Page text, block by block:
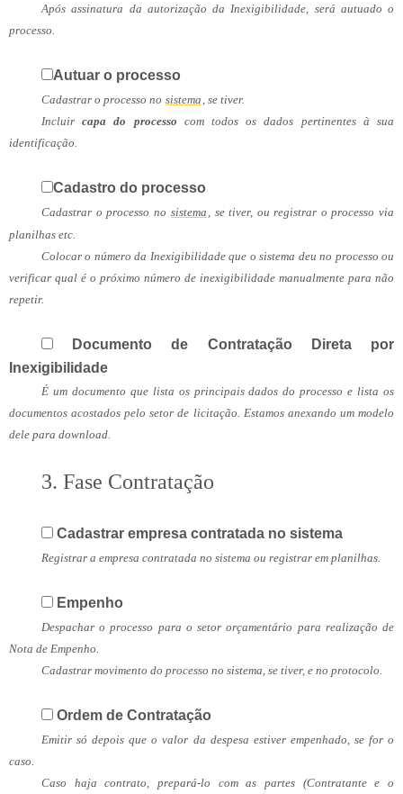
Após assinatura da autorização da Inexigibilidade, será autuado o
processo.
Autuar o processo
Cadastrar o processo no sistema , se tiver.
Incluircapa do processo com todos os dados pertinentes à sua
identificação.
Cadastro do processo
Cadastrar o processo no sistema
, se tiver, ou registrar o processo via
planilhas etc.
Colocar o número da Inexigibilidade que o sistema deu no processo ou
verificar qual é o próximo número de inexigibilidade manualmente para não
repetir.
Documento de Contratação Direta por
Inexigibilidade
É um documento que lista os principais dados do processo e lista os
documentos acostados pelo setor de licitação. Estamos anexando um modelo
dele para download.
3. Fase Contratação
Cadastrar empresa contratada no sistema
Registrar a empresa contratada no sistema ou registrar em planilhas.
Empenho
Despachar o processo para o setor orçamentário para realização de
Nota de Empenho.
Cadastrar movimento do processo no sistema, se tiver, e no protocolo.
Ordem de Contratação
Emitir só depois que o valor da despesa estiver empenhado, se for o
caso.
Caso haja contrato, prepará-lo com as partes (Contratante e o